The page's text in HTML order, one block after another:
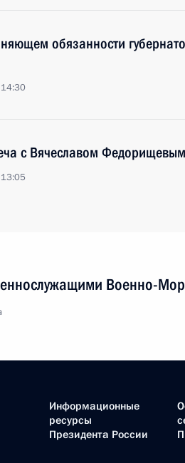
обязанности
с Вячеславом Федорищевым
Военно-
Информационные
ресурсы
Президента России